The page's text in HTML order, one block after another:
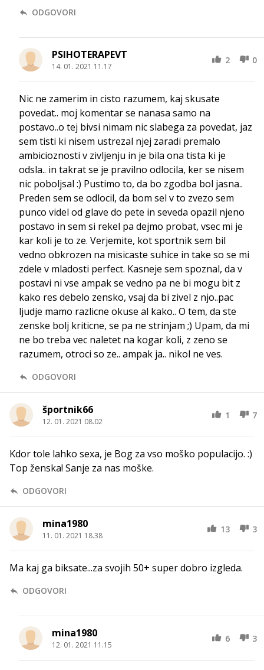
ODGOVORI
PSIHOTERAPEVT
14. 01. 2021 11.17
2 0
Nic ne zamerim in cisto razumem, kaj skusate
povedat.. moj komentar se nanasa samo na
postavo..o tej bivsi nimam nic slabega za povedat, jaz
sem tisti ki nisem ustrezal njej zaradi premalo
ambicioznosti v zivljenju in je bila ona tista ki je
odsla.. in takrat se je pravilno odlocila, ker se nisem
nic poboljsal :) Pustimo to, da bo zgodba bol jasna..
Preden sem se odlocil, da bom sel v to zvezo sem
punco videl od glave do pete in seveda opazil njeno
postavo in sem si rekel pa dejmo probat, vsec mi je
kar koli je to ze. Verjemite, kot sportnik sem bil
vedno obkrozen na misicaste suhice in take so se mi
zdele v mladosti perfect. Kasneje sem spoznal, da v
postavi ni vse ampak se vedno pa ne bi mogu bit z
kako res debelo zensko, vsaj da bi zivel z njo..pac
ljudje mamo razlicne okuse al kako.. O tem, da ste
zenske bolj kriticne, se pa ne strinjam ;) Upam, da mi
ne bo treba vec naletet na kogar koli, z zeno se
razumem, otroci so ze.. ampak ja.. nikol ne ves.
ODGOVORI
športnik66
12. 01. 2021 08.02
1 7
Kdor tole lahko sexa, je Bog za vso moško populacijo. :)
Top ženska! Sanje za nas moške.
ODGOVORI
mina1980
11. 01. 2021 18.38
13 3
Ma kaj ga biksate...za svojih 50+ super dobro izgleda.
ODGOVORI
mina1980
12. 01. 2021 11.15
6 3